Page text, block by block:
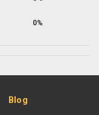
0%
Blog